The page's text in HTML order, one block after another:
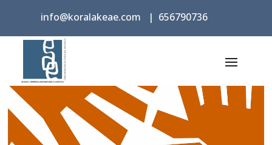
info@koralakeae.com | 656790736